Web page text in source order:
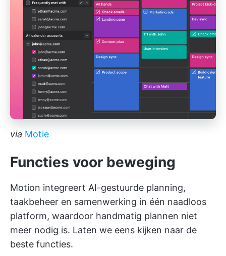
via Motie
Functies voor beweging
Motion integreert AI-gestuurde planning,
taakbeheer en samenwerking in één naadloos
platform, waardoor handmatig plannen niet
meer nodig is. Laten we eens kijken naar de
beste functies.